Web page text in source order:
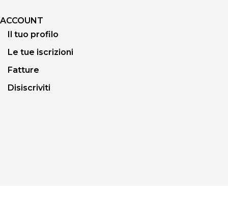
ACCOUNT
Il tuo profilo
Le tue iscrizioni
Fatture
Disiscriviti